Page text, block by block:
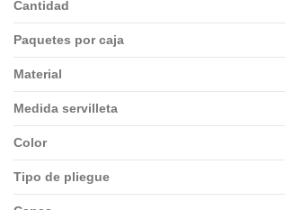
Cantidad
Paquetes por caja
Material
Medida servilleta
Color
Tipo de pliegue